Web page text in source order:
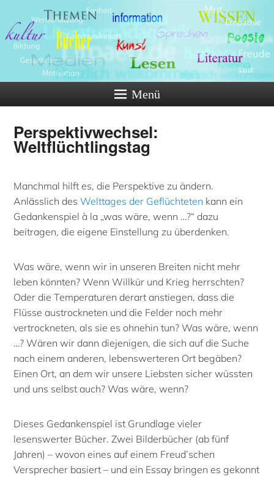
Menü
Perspektivwechsel:
Weltflüchtlingstag
Manchmal hilft es, die Perspektive zu ändern.
Anlässlich desWelttages der Geflüchteten kann ein
Gedankenspiel à la „was wäre, wenn …?“ dazu
beitragen, die eigene Einstellung zu überdenken.
Was wäre, wenn wir in unseren Breiten nicht mehr
leben könnten? Wenn Willkür und Krieg herrschten?
Oder die Temperaturen derart anstiegen, dass die
Flüsse austrockneten und die Felder noch mehr
vertrockneten, als sie es ohnehin tun? Was wäre, wenn
…? Wären wir dann diejenigen, die sich auf die Suche
nach einem anderen, lebenswerteren Ort begäben?
Einen Ort, an dem wir unsere Liebsten sicher wüssten
und uns selbst auch? Was wäre, wenn?
Dieses Gedankenspiel ist Grundlage vieler
lesenswerter Bücher. Zwei Bilderbücher (ab fünf
Jahren) – wovon eines auf einem Freud’schen
Versprecher basiert – und ein Essay bringen es gekonnt